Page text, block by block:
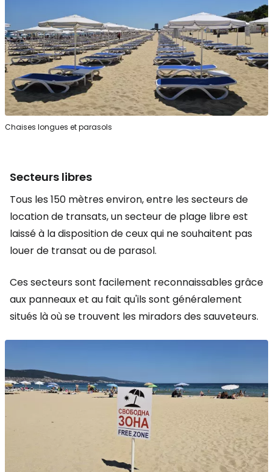
Chaises longues et parasols
Secteurs libres
Tous les 150 mètres environ, entre les secteurs de
location de transats, un secteur de plage libre est
laissé à la disposition de ceux qui ne souhaitent pas
louer de transat ou de parasol.
Ces secteurs sont facilement reconnaissables grâce
aux panneaux et au fait qu'ils sont généralement
situés là où se trouvent les miradors des sauveteurs.